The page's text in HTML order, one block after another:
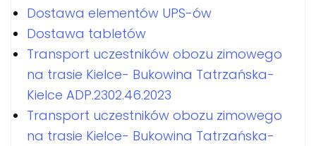
Dostawa elementów UPS-ów
Dostawa tabletów
Transport uczestników obozu zimowego
na trasie Kielce- Bukowina Tatrzańska-
Kielce ADP.2302.46.2023
Transport uczestników obozu zimowego
na trasie Kielce- Bukowina Tatrzańska-